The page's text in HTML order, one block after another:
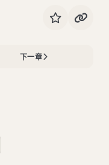
下一章